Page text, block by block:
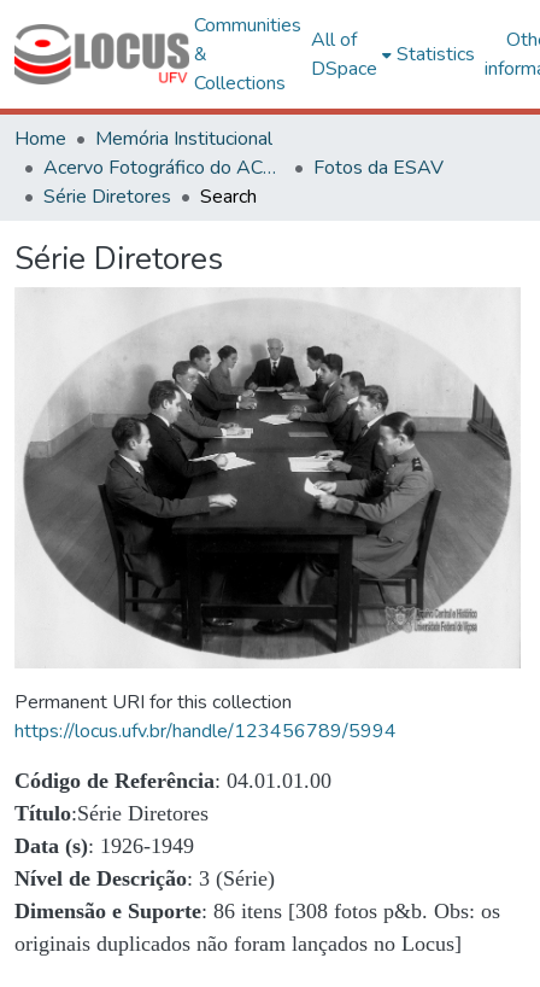
Communities
&
Collections
All of
DSpace
Statistics
Home
Memória Institucional
Acervo Fotográfico do ACH-UFV
Fotos da ESAV
Série Diretores
Search
Série Diretores
Permanent URI for this collection
https://locus.ufv.br/handle/123456789/5994
Código de Referência: 04.01.01.00
Título:Série Diretores
Data (s): 1926-1949
Nível de Descrição: 3 (Série)
Dimensão e Suporte: 86 itens [308 fotos p&b. Obs: os
originais duplicados não foram lançados no Locus]